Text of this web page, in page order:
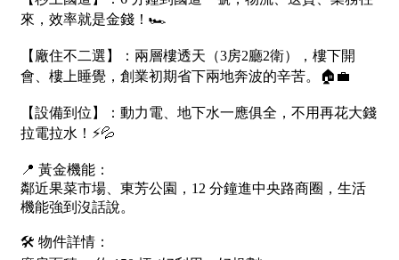
澎湖縣
屏東縣
台東縣
金門連江
樓層
不拘
1樓 2樓